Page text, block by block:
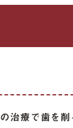
治療で歯を